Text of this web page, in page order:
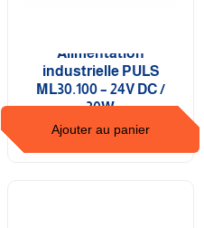
Alimentation
industrielle PULS
ML30.100 – 24V DC /
30W
Ajouter au panier